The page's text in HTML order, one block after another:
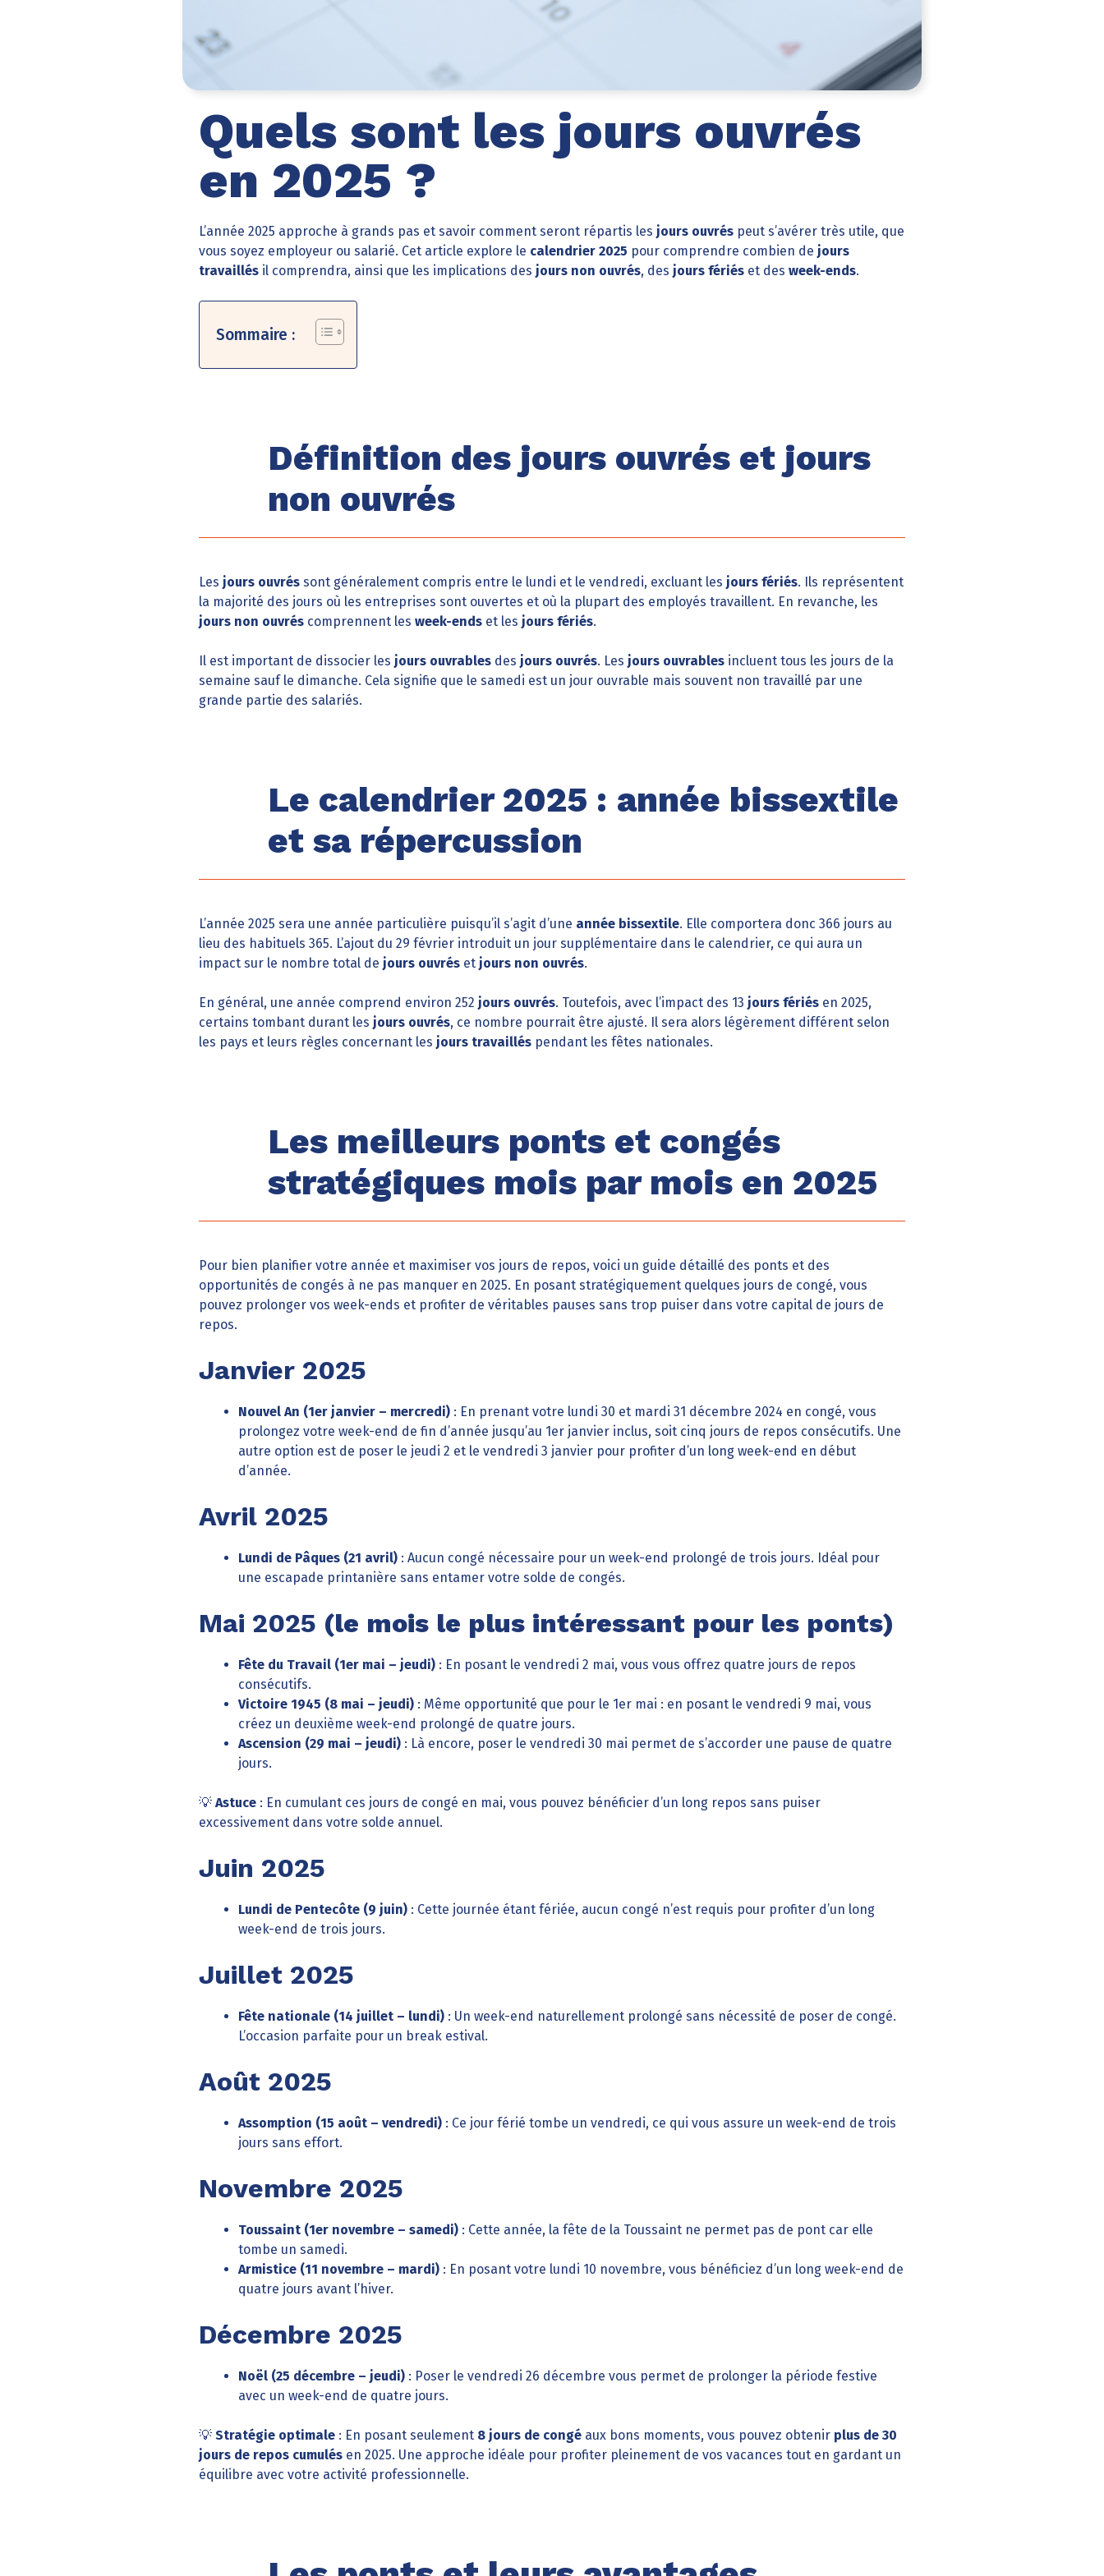
Quels sont les jours ouvrés
en 2025 ?
L’année 2025 approche à grands pas et savoir comment seront répartis les jours ouvrés peut s’avérer très utile, que
vous soyez employeur ou salarié. Cet article explore le calendrier 2025 pour comprendre combien de jours
travaillés il comprendra, ainsi que les implications des jours non ouvrés, des jours fériés et des week-ends.
Sommaire :
Définition des jours ouvrés et jours
non ouvrés
Les jours ouvrés sont généralement compris entre le lundi et le vendredi, excluant les jours fériés. Ils représentent
la majorité des jours où les entreprises sont ouvertes et où la plupart des employés travaillent. En revanche, les
jours non ouvrés comprennent les week-ends et les jours fériés.
Il est important de dissocier les jours ouvrables des jours ouvrés. Les jours ouvrables incluent tous les jours de la
semaine sauf le dimanche. Cela signifie que le samedi est un jour ouvrable mais souvent non travaillé par une
grande partie des salariés.
Le calendrier 2025 : année bissextile
et sa répercussion
L’année 2025 sera une année particulière puisqu’il s’agit d’une année bissextile. Elle comportera donc 366 jours au
lieu des habituels 365. L’ajout du 29 février introduit un jour supplémentaire dans le calendrier, ce qui aura un
impact sur le nombre total de jours ouvrés et jours non ouvrés.
En général, une année comprend environ 252 jours ouvrés. Toutefois, avec l’impact des 13 jours fériés en 2025,
certains tombant durant les jours ouvrés, ce nombre pourrait être ajusté. Il sera alors légèrement différent selon
les pays et leurs règles concernant les jours travaillés pendant les fêtes nationales.
Les meilleurs ponts et congés
stratégiques mois par mois en 2025
Pour bien planifier votre année et maximiser vos jours de repos, voici un guide détaillé des ponts et des
opportunités de congés à ne pas manquer en 2025. En posant stratégiquement quelques jours de congé, vous
pouvez prolonger vos week-ends et profiter de véritables pauses sans trop puiser dans votre capital de jours de
repos.
Janvier 2025
Nouvel An (1er janvier – mercredi) : En prenant votre lundi 30 et mardi 31 décembre 2024 en congé, vous
prolongez votre week-end de fin d’année jusqu’au 1er janvier inclus, soit cinq jours de repos consécutifs. Une
autre option est de poser le jeudi 2 et le vendredi 3 janvier pour profiter d’un long week-end en début
d’année.
Avril 2025
Lundi de Pâques (21 avril) : Aucun congé nécessaire pour un week-end prolongé de trois jours. Idéal pour
une escapade printanière sans entamer votre solde de congés.
Mai 2025 (le mois le plus intéressant pour les ponts)
Fête du Travail (1er mai – jeudi) : En posant le vendredi 2 mai, vous vous offrez quatre jours de repos
consécutifs.
Victoire 1945 (8 mai – jeudi) : Même opportunité que pour le 1er mai : en posant le vendredi 9 mai, vous
créez un deuxième week-end prolongé de quatre jours.
Ascension (29 mai – jeudi) : Là encore, poser le vendredi 30 mai permet de s’accorder une pause de quatre
jours.
💡 Astuce : En cumulant ces jours de congé en mai, vous pouvez bénéficier d’un long repos sans puiser
excessivement dans votre solde annuel.
Juin 2025
Lundi de Pentecôte (9 juin) : Cette journée étant fériée, aucun congé n’est requis pour profiter d’un long
week-end de trois jours.
Juillet 2025
Fête nationale (14 juillet – lundi) : Un week-end naturellement prolongé sans nécessité de poser de congé.
L’occasion parfaite pour un break estival.
Août 2025
Assomption (15 août – vendredi) : Ce jour férié tombe un vendredi, ce qui vous assure un week-end de trois
jours sans effort.
Novembre 2025
Toussaint (1er novembre – samedi) : Cette année, la fête de la Toussaint ne permet pas de pont car elle
tombe un samedi.
Armistice (11 novembre – mardi) : En posant votre lundi 10 novembre, vous bénéficiez d’un long week-end de
quatre jours avant l’hiver.
Décembre 2025
Noël (25 décembre – jeudi) : Poser le vendredi 26 décembre vous permet de prolonger la période festive
avec un week-end de quatre jours.
💡 Stratégie optimale : En posant seulement 8 jours de congé aux bons moments, vous pouvez obtenir plus de 30
jours de repos cumulés en 2025. Une approche idéale pour profiter pleinement de vos vacances tout en gardant un
équilibre avec votre activité professionnelle.